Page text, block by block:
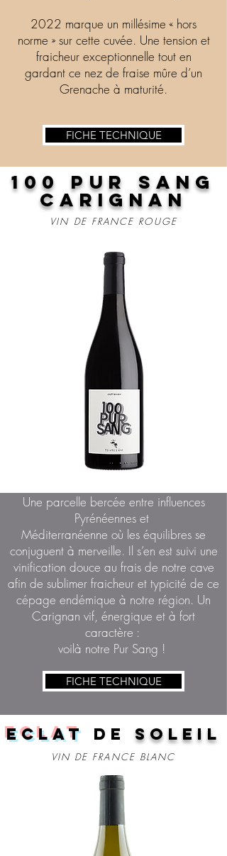
2022 marque un millésime « hors
norme » sur cette cuvée. Une tension et
fraicheur exceptionnelle tout en
gardant ce nez de fraise mûre d’un
Grenache à maturité.
FICHE TECHNIQUE
100 PUR SANG
CARIGNAN
VIN DE FRANCE ROUGE
Une parcelle bercée entre influences
Pyrénéennes et
Méditerranéenne où les équilibres se
conjuguent à merveille. Il s’en est suivi une
vinification douce au frais de notre cave
afin de sublimer fraicheur et typicité de ce
cépage endémique à notre région. Un
Carignan vif, énergique et à fort
caractère :
voilà notre Pur Sang !
FICHE TECHNIQUE
eclat de soleil
VIN DE FRANCE BLANC